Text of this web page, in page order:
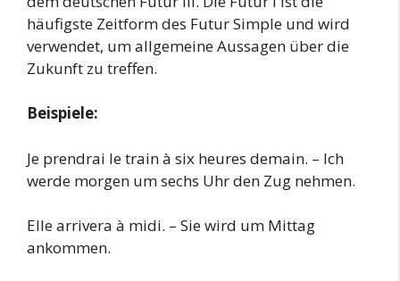
häufigste Zeitform des Futur Simple und wird
verwendet, um allgemeine Aussagen über die
Zukunft zu treffen.
Beispiele:
Je prendrai le train à six heures demain. – Ich
werde morgen um sechs Uhr den Zug nehmen.
Elle arrivera à midi. – Sie wird um Mittag
ankommen.